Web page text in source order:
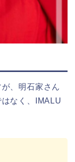
、明石家さん
なく、IMALU